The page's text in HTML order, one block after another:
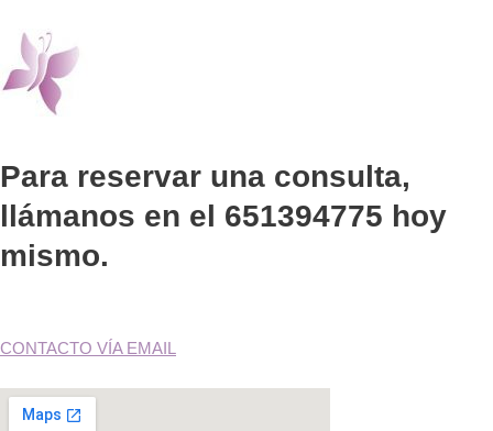
Para reservar una consulta,
llámanos en el 651394775 hoy
mismo.
CONTACTO VÍA EMAIL